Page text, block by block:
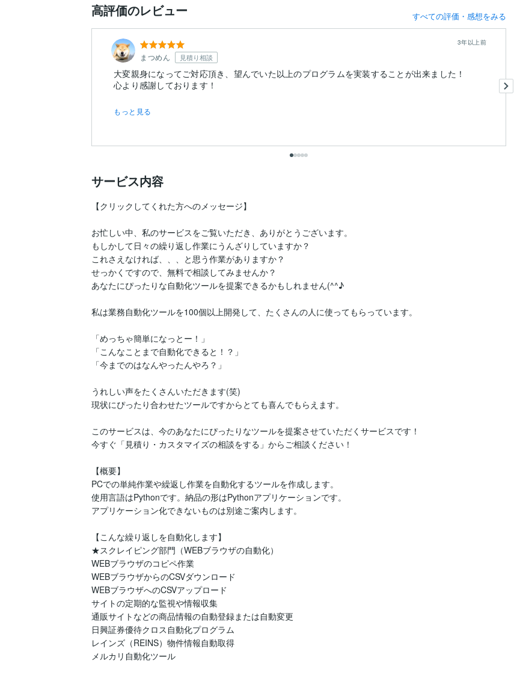
高評価のレビュー すべての評価・感想をみる
まつめん 見積り相談
3年以上前
大変親身になってご対応頂き、望んでいた以上のプログラムを実装することが出来ました！
もっと見る
サービス内容
【クリックしてくれた方へのメッセージ】
お忙しい中、私のサービスをご覧いただき、ありがとうございます。
もしかして日々の繰り返し作業にうんざりしていますか？
これさえなければ、、、と思う作業がありますか？
せっかくですので、無料で相談してみませんか？
あなたにぴったりな自動化ツールを提案できるかもしれません(^^♪
私は業務自動化ツールを100個以上開発して、たくさんの人に使ってもらっています。
「めっちゃ簡単になっとー！」
「こんなことまで自動化できると！？」
「今までのはなんやったんやろ？」
うれしい声をたくさんいただきます(笑)
現状にぴったり合わせたツールですからとても喜んでもらえます。
このサービスは、今のあなたにぴったりなツールを提案させていただくサービスです！
今すぐ「見積り・カスタマイズの相談をする」からご相談ください！
【概要】
PCでの単純作業や繰返し作業を自動化するツールを作成します。
使用言語はPythonです。納品の形はPythonアプリケーションです。
アプリケーション化できないものは別途ご案内します。
【こんな繰り返しを自動化します】
★スクレイピング部門（WEBブラウザの自動化）
WEBブラウザのコピペ作業
WEBブラウザからのCSVダウンロード
WEBブラウザへのCSVアップロード
サイトの定期的な監視や情報収集
通販サイトなどの商品情報の自動登録または自動変更
日興証券優待クロス自動化プログラム
レインズ（REINS）物件情報自動取得
メルカリ自動化ツール